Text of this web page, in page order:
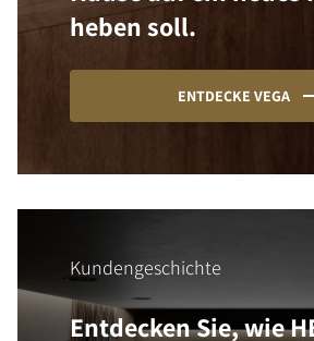
heben soll.
ENTDECKE VEGA
Kundengeschichte
Entdecken Sie, wie